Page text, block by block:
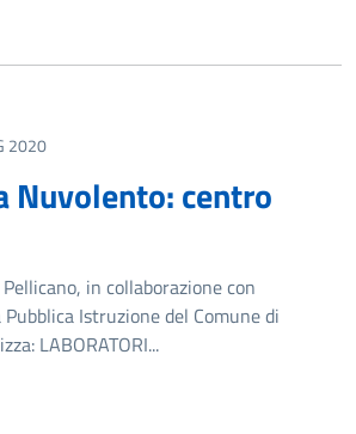
2020
Nuvolento: centro
in collaborazione con
Istruzione del Comune di
LABORATORI...